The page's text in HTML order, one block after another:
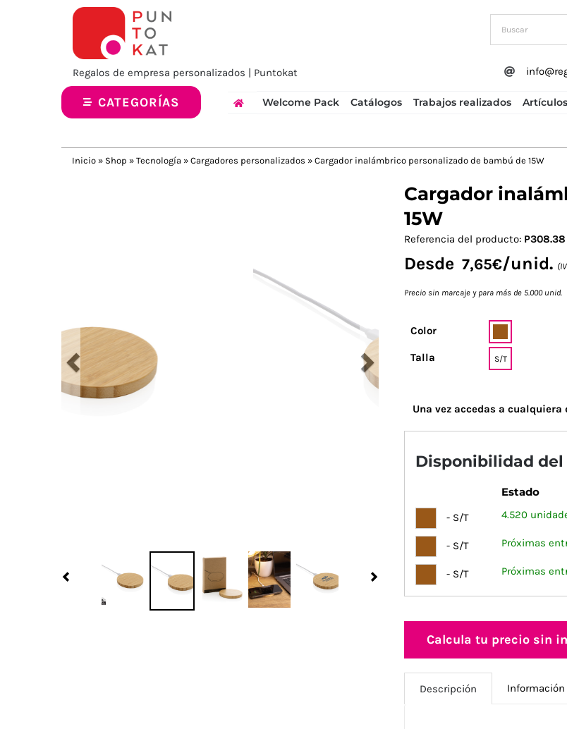
Regalos de empresa personalizados | Puntokat
CATEGORÍAS Welcome Pack Catálogos Trabajos realizados
Inicio » Shop » Tecnología » Cargadores personalizados » Cargador inalámbrico personalizado de bambú de 15W
Cargador
15W
Referencia del producto: P308.38
Desde 7,65€/unid.
Precio sin marcaje y para más de 5.000 unid.
Color
Talla S/T
Una vez accedas a
Disponibilidad
Estado
- S/T 4.520
- S/T Próximas
- S/T Próximas
Calcula tu precio sin
Descripción